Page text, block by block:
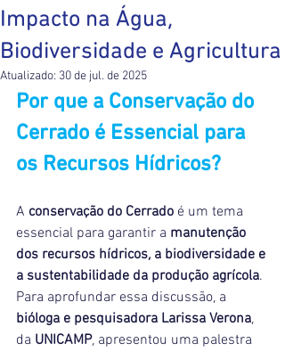
Impacto na Água,
Biodiversidade e Agricultura
Atualizado: 30 de jul. de 2025
Por que a Conservação do
Cerrado é Essencial para
os Recursos Hídricos?
A conservação do Cerrado é um tema
essencial para garantir a manutenção
dos recursos hídricos, a biodiversidade e
a sustentabilidade da produção agrícola.
Para aprofundar essa discussão, a
bióloga e pesquisadora Larissa Verona
da UNICAMP, apresentou uma palestra